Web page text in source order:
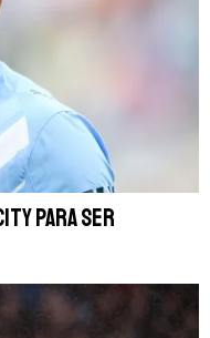
para ser